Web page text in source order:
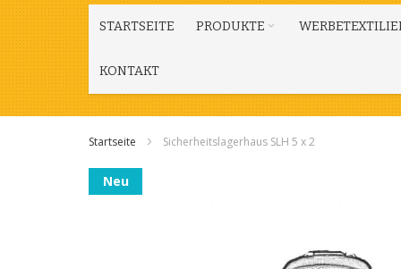
STARTSEITE PRODUKTE
KONTAKT
Startseite Sicherheitslagerhaus SLH 5 x 2
Zum
Ende
Neu